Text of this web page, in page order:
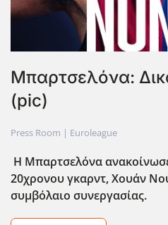
Μπαρτσελόνα:
(pic)
Press Room | Euroleague
Η Μπαρτσελόνα
20χρονου γκαρντ, Χουάν
συμβόλαιο συνεργασίας.